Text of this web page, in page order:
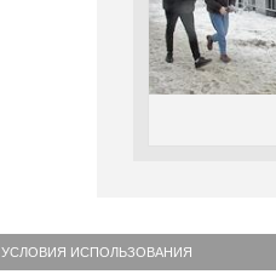
УСЛОВИЯ ИСПОЛЬЗОВАНИЯ